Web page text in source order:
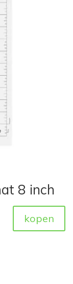
8 inch
kopen